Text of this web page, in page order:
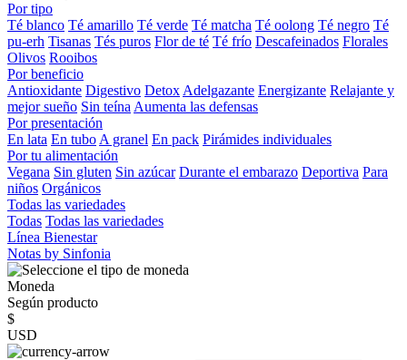
Por tipo
Té blanco Té amarillo Té verde Té matcha Té oolong Té negro Té
pu-erh Tisanas Tés puros Flor de té Té frío Descafeinados Florales
Olivos Rooibos
Por beneficio
Antioxidante Digestivo Detox Adelgazante Energizante Relajante y
mejor sueño Sin teína Aumenta las defensas
Por presentación
En lata En tubo A granel En pack Pirámides individuales
Por tu alimentación
Vegana Sin gluten Sin azúcar Durante el embarazo Deportiva Para
niños Orgánicos
Todas las variedades
Todas Todas las variedades
Línea Bienestar
Notas by Sinfonia
Moneda
Según producto
$
USD